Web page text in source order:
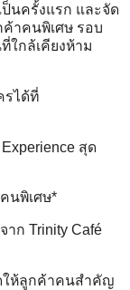
นครั้งแรก และจัด
ค้าคนพิเศษ รอบ
ใกล้เคียงห้าม
รได้ที่
สุด
นพิเศษ*
าก Trinity Café
ให้ลูกค้าคนสำคัญ